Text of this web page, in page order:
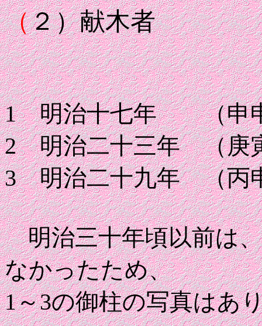
（２）献木者
1 明治十七年 （
2 明治二十三年 （
3 明治二十九年 （
明治三十年頃以前は、
なかったため、
1～3の御柱の写真はあ